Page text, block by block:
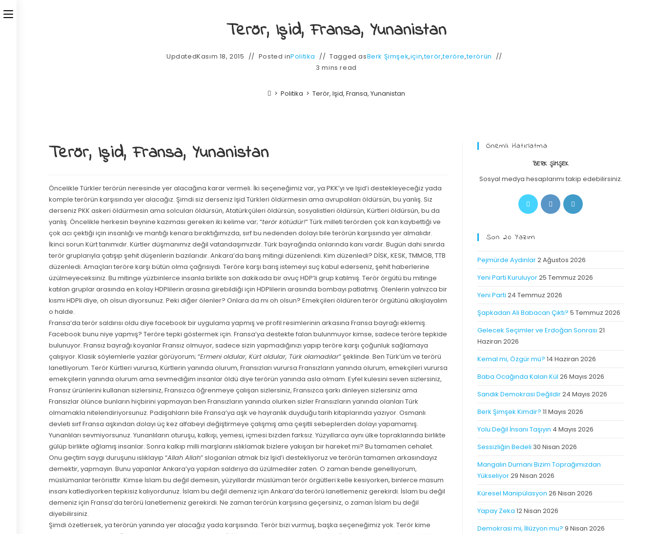
Terör, Işid, Fransa, Yunanistan
UpdatedKasım 18, 2015 Posted inPolitika Tagged asBerk Şimşek,için,terör,teröre,terörün
3 mins read
> Politika > Terör, Işid, Fransa, Yunanistan
Terör, Işid, Fransa, Yunanistan
Öncelikle Türkler terörün neresinde yer alacağına karar vermeli. İki seçeneğimiz var, ya PKK’yı ve Işid’i destekleyeceğiz yada
komple terörün karşısında yer alacağız. Şimdi siz derseniz Işid Türkleri öldürmesin ama avrupalıları öldürsün, bu yanlış. Siz
derseniz PKK askeri öldürmesin ama solcuları öldürsün, Atatürkçüleri öldürsün, sosyalistleri öldürsün, Kürtleri öldürsün, bu da
yanlış. Öncelikle herkesin beynine kazıması gereken iki kelime var; “terör kötüdür!” Türk milleti terörden çok kan kaybettiği ve
çok acı çektiği için insanlığı ve mantığı kenara bıraktığımızda, sırf bu nedenden dolayı bile terörün karşısında yer almalıdır.
İkinci sorun Kürt tanımıdır. Kürtler düşmanımız değil vatandaşımızdır. Türk bayrağında onlarında kanı vardır. Bugün dahi sınırda
terör gruplarıyla çatışıp şehit düşenlerin bazılarıdır. Ankara’da barış mitingi düzenlendi. Kim düzenledi? DİSK, KESK, TMMOB, TTB
düzenledi. Amaçları teröre karşı bütün olma çağrısıydı. Teröre karşı barış istemeyi suç kabul ederseniz, şehit haberlerine
üzülmeyeceksiniz. Bu mitinge yüzbinlerce insanla birlikte son dakikada bir avuç HDP’li grup katılmış. Terör örgütü bu mitinge
katılan gruplar arasında en kolay HDPlilerin arasına girebildiği için HDPlilerin arasında bombayı patlatmış. Ölenlerin yalnızca bir
kısmı HDPli diye, oh olsun diyorsunuz. Peki diğer ölenler? Onlara da mı oh olsun? Emekçileri öldüren terör örgütünü alkışlayalım
o halde.
Fransa’da terör saldırısı oldu diye facebook bir uygulama yapmış ve profil resimlerinin arkasına Fransa bayrağı eklemiş.
Facebook bunu niye yapmış? Teröre tepki göstermek için. Fransa’ya destekte falan bulunmuyor kimse, sadece teröre tepkide
bulunuyor. Fransız bayrağı koyanlar Fransız olmuyor, sadece sizin yapmadığınızı yapıp teröre karşı çoğunluk sağlamaya
çalışıyor. Klasik söylemlerle yazılar görüyorum; “Ermeni oldular, Kürt oldular, Türk olamadılar” şeklinde. Ben Türk’üm ve terörü
lanetliyorum. Terör Kürtleri vurursa, Kürtlerin yanında olurum, Fransızları vurursa Fransızların yanında olurum, emekçileri vurursa
emekçilerin yanında olurum ama sevmediğim insanlar öldü diye terörün yanında asla olmam. Eyfel kulesini seven sizlersiniz,
Fransız ürünlerini kullanan sizlersiniz, Fransızca öğrenmeye çalışan sizlersiniz, Fransızca şarkı dinleyen sizlersiniz ama
Fransızlar ölünce bunların hiçbirini yapmayan ben Fransızların yanında olurken sizler Fransızların yanında olanları Türk
olmamakla nitelendiriyorsunuz. Padişahların bile Fransa’ya aşk ve hayranlık duyduğu tarih kitaplarında yazıyor. Osmanlı
devleti sırf Fransa aşkından dolayı üç kez alfabeyi değiştirmeye çalışmış ama çeşitli sebeplerden dolayı yapamamış.
Yunanlıları sevmiyorsunuz. Yunanlıların oturuşu, kalkışı, yemesi, içmesi bizden farksız. Yüzyıllarca aynı ülke topraklarında birlikte
gülüp birlikte ağlamış insanlar. Sonra kalkıp milli marşlarını ıslıklamak bizlere yakışan bir hareket mi? Bu tamamen cehalet.
Onu geçtim saygı duruşunu ıslıklayıp “Allah Allah” sloganları atmak biz Işid’i destekliyoruz ve terörün tamamen arkasındayız
demektir, yapmayın. Bunu yapanlar Ankara’ya yapılan saldırıya da üzülmediler zaten. O zaman bende genelliyorum,
müslümanlar teröristtir. Kimse İslam bu değil demesin, yüzyıllardır müslüman terör örgütleri kelle kesiyorken, binlerce masum
insanı katlediyorken tepkisiz kalıyordunuz. İslam bu değil demeniz için Ankara’da terörü lanetlemeniz gerekirdi. İslam bu değil
demeniz için Fransa’da terörü lanetlemeniz gerekirdi. Ne zaman terörün karşısına geçersiniz, o zaman İslam bu değil
diyebilirsiniz.
Şimdi özetlersek, ya terörün yanında yer alacağız yada karşısında. Terör bizi vurmuş, başka seçeneğimiz yok. Terör kime
Önemli Hatırlatma
BERK ŞIMŞEK
Sosyal medya hesaplarımı takip edebilirsiniz.
Son 20 Yazım
Pejmürde Aydınlar2 Ağustos 2026
Yeni Parti Kuruluyor25 Temmuz 2026
Yeni Parti 24 Temmuz 2026
Şapkadan Ali Babacan Çıktı? 5 Temmuz 2026
Gelecek Seçimler ve Erdoğan Sonrası 21
Haziran 2026
Kemal mi, Özgür mü? 14 Haziran 2026
Baba Ocağında Kalan Kül 26 Mayıs 2026
Sandık Demokrasi Değildir24 Mayıs 2026
Berk Şimşek Kimdir? 11 Mayıs 2026
Yolu Değil İnsanı Taşıyın 4 Mayıs 2026
Sessizliğin Bedeli 30 Nisan 2026
Mangalın Dumanı Bizim Toprağımızdan
Yükseliyor29 Nisan 2026
Küresel Manipülasyon 26 Nisan 2026
Yapay Zeka 12 Nisan 2026
Demokrasi mi, İllüzyon mu? 9 Nisan 2026